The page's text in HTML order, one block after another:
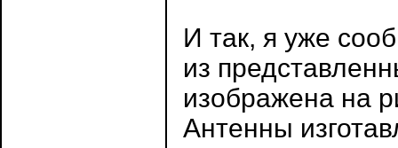
И так, я уже
из
изображена на
Антенны